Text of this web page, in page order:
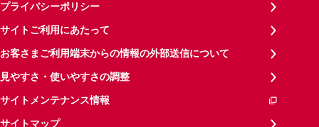
プライバシーポリシー
サイトご利用にあたって
お客さまご利用端末からの情報の外部送信について
見やすさ・使いやすさの調整
サイトメンテナンス情報
サイトマップ